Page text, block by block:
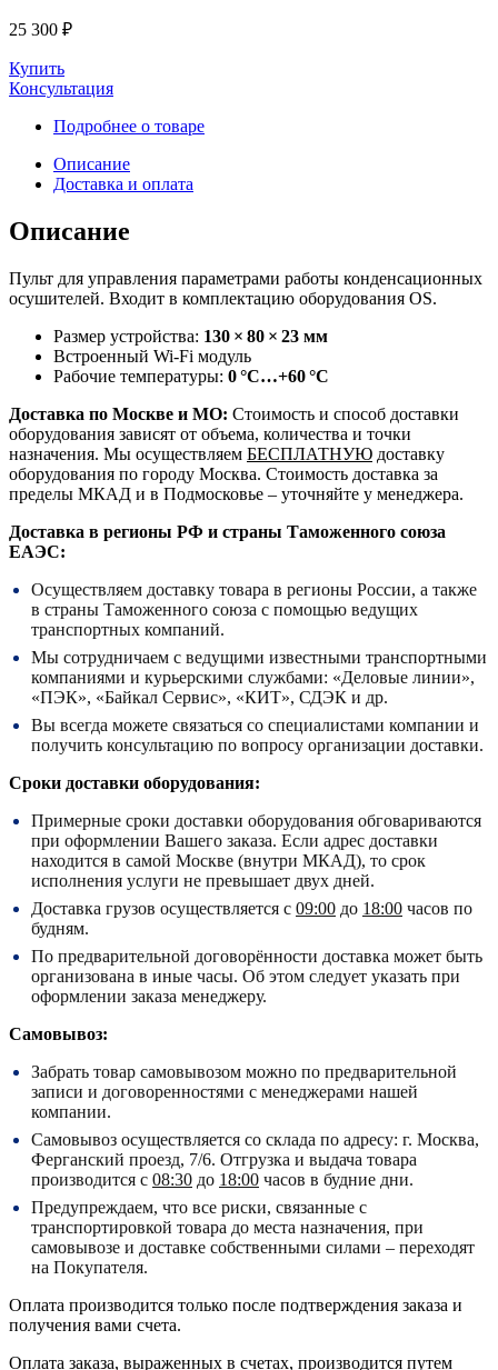
25 300 ₽
Купить
Консультация
Подробнее о товаре
Описание
Доставка и оплата
Описание
Пульт для управления параметрами работы конденсационных
осушителей. Входит в комплектацию оборудования OS.
Размер устройства: 130 × 80 × 23 мм
Встроенный Wi-Fi модуль
Рабочие температуры: 0 °С…+60 °С
Доставка по Москве и МО: Стоимость и способ доставки
оборудования зависят от объема, количества и точки
назначения. Мы осуществляем БЕСПЛАТНУЮ доставку
оборудования по городу Москва. Стоимость доставка за
пределы МКАД и в Подмосковье – уточняйте у менеджера.
Доставка в регионы РФ и страны Таможенного союза
ЕАЭС:
Осуществляем доставку товара в регионы России, а также
в страны Таможенного союза с помощью ведущих
транспортных компаний.
Мы сотрудничаем с ведущими известными транспортными
компаниями и курьерскими службами: «Деловые линии»,
«ПЭК», «Байкал Сервис», «КИТ», СДЭК и др.
Вы всегда можете связаться со специалистами компании и
получить консультацию по вопросу организации доставки.
Сроки доставки оборудования:
Примерные сроки доставки оборудования обговариваются
при оформлении Вашего заказа. Если адрес доставки
находится в самой Москве (внутри МКАД), то срок
исполнения услуги не превышает двух дней.
Доставка грузов осуществляется с 09:00 до 18:00 часов по
будням.
По предварительной договорённости доставка может быть
организована в иные часы. Об этом следует указать при
оформлении заказа менеджеру.
Самовывоз:
Забрать товар самовывозом можно по предварительной
записи и договоренностями с менеджерами нашей
компании.
Самовывоз осуществляется со склада по адресу: г. Москва,
Ферганский проезд, 7/6. Отгрузка и выдача товара
производится с 08:30 до 18:00 часов в будние дни.
Предупреждаем, что все риски, связанные с
транспортировкой товара до места назначения, при
самовывозе и доставке собственными силами – переходят
на Покупателя.
Оплата производится только после подтверждения заказа и
получения вами счета.
Оплата заказа, выраженных в счетах, производится путем